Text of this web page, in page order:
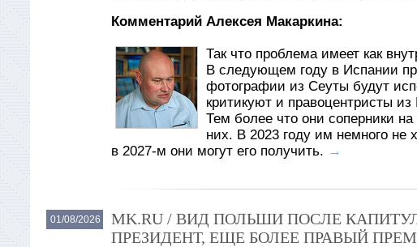
Комментарий Алексея Макаркина:
Так что проблема имеет как
В следующем году в Испании
фотографии из Сеуты будут
критикуют и правоцентристы
Тем более что они соперники
них. В 2023 году им немного не
в 2027-м они могут его получить. →
01/08/2026
MK.RU / ВИД ПОЛЬШИ ПОСЛЕ
ПРЕЗИДЕНТ, ЕЩЕ БОЛЕЕ ПРАВЫЙ